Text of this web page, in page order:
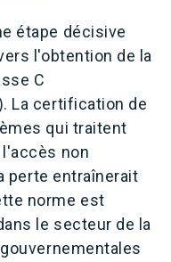
étape décisive
l'obtention de la
C
La certification de
qui traitent
non
perte entraînerait
norme est
le secteur de la